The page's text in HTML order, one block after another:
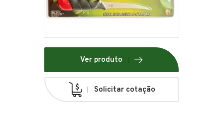
Ver produto
Solicitar cotação